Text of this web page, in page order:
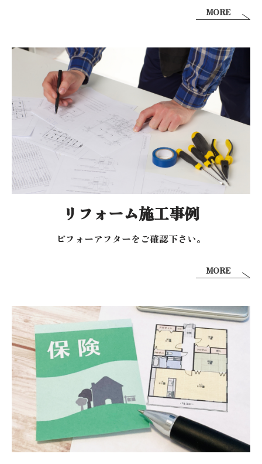
MORE
リフォーム施工事例
ビフォーアフターを ご確認下さい。
MORE